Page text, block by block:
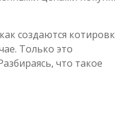
создаются
Только это
что такое